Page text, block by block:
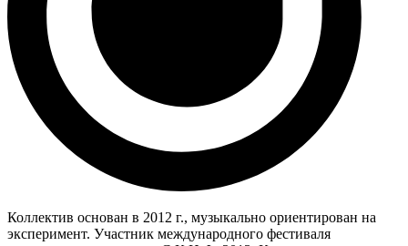
Коллектив основан в 2012 г., музыкально ориентирован на
эксперимент. Участник международного фестиваля